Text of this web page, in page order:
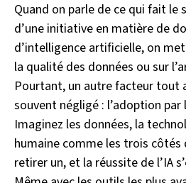
Quand on parle de ce qui fait le
d’une initiative en matière de
d’intelligence artificielle, on
la qualité des données ou sur
Pourtant, un autre facteur tout
souvent négligé : l’adoption par
Imaginez les données, la
humaine comme les trois côtés
retirer un, et la réussite de l’IA